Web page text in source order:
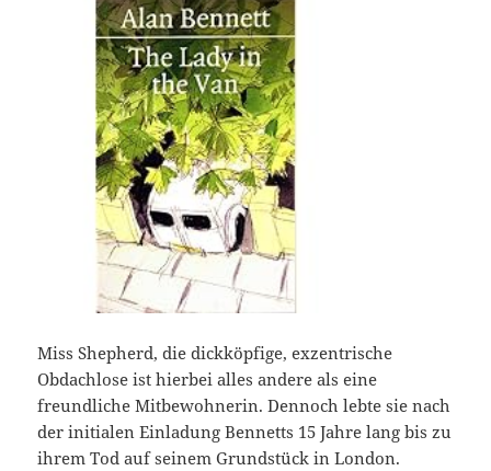
Miss Shepherd, die dickköpfige, exzentrische
Obdachlose ist hierbei alles andere als eine
freundliche Mitbewohnerin. Dennoch lebte sie nach
der initialen Einladung Bennetts 15 Jahre lang bis zu
ihrem Tod auf seinem Grundstück in London.